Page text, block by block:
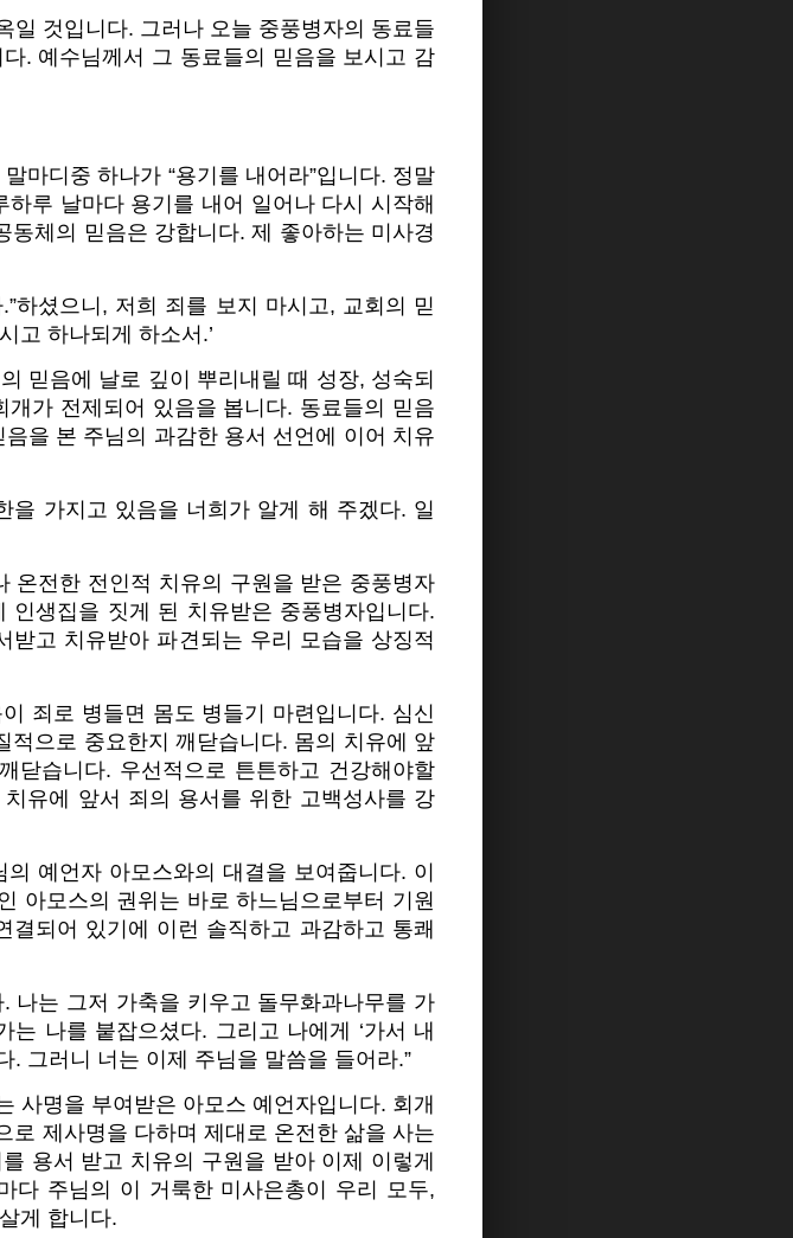
일 것입니다. 그러나 오늘 중풍병자의 동료들
. 예수님께서 그 동료들의 믿음을 보시고 감
마디중 하나가 “용기를 내어라”입니다. 정말
루 날마다 용기를 내어 일어나 다시 시작해
체의 믿음은 강합니다. 제 좋아하는 미사경
하셨으니, 저희 죄를 보지 마시고, 교회의 믿
고 하나되게 하소서.’
믿음에 날로 깊이 뿌리내릴 때 성장, 성숙되
가 전제되어 있음을 봅니다. 동료들의 믿음
을 본 주님의 과감한 용서 선언에 이어 치유
을 가지고 있음을 너희가 알게 해 주겠다. 일
온전한 전인적 치유의 구원을 받은 중풍병자
생집을 짓게 된 치유받은 중풍병자입니다.
고 치유받아 파견되는 우리 모습을 상징적
죄로 병들면 몸도 병들기 마련입니다. 심신
으로 중요한지 깨닫습니다. 몸의 치유에 앞
닫습니다. 우선적으로 튼튼하고 건강해야할
유에 앞서 죄의 용서를 위한 고백성사를 강
예언자 아모스와의 대결을 보여줍니다. 이
아모스의 권위는 바로 하느님으로부터 기원
되어 있기에 이런 솔직하고 과감하고 통쾌
나는 그저 가축을 키우고 돌무화과나무를 가
나를 붙잡으셨다. 그리고 나에게 ‘가서 내
. 그러니 너는 이제 주님을 말씀을 들어라.”
사명을 부여받은 아모스 예언자입니다. 회개
로 제사명을 다하며 제대로 온전한 삶을 사는
용서 받고 치유의 구원을 받아 이제 이렇게
다 주님의 이 거룩한 미사은총이 우리 모두,
게 합니다.